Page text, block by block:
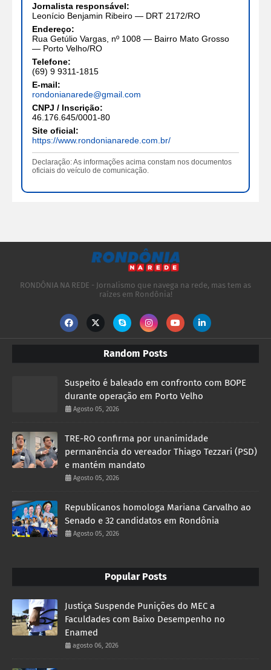
Jornalista responsável:
Leonício Benjamin Ribeiro — DRT 2172/RO
Endereço:
Rua Getúlio Vargas, nº 1008 — Bairro Mato Grosso
— Porto Velho/RO
Telefone:
(69) 9 9311-1815
E-mail:
rondonianarede@gmail.com
CNPJ / Inscrição:
46.176.645/0001-80
Site oficial:
https://www.rondonianarede.com.br/
Declaração: As informações acima constam nos documentos
oficiais do veículo de comunicação.
RONDÔNIA NA REDE - Jornalismo que navega na rede, mas tem as
raízes em Rondônia!
Random Posts
Suspeito é baleado em confronto com BOPE
durante operação em Porto Velho
Agosto 05, 2026
TRE-RO confirma por unanimidade
permanência do vereador Thiago Tezzari (PSD)
e mantém mandato
Agosto 05, 2026
Republicanos homologa Mariana Carvalho ao
Senado e 32 candidatos em Rondônia
Agosto 05, 2026
Popular Posts
Justiça Suspende Punições do MEC a
Faculdades com Baixo Desempenho no
Enamed
agosto 06, 2026